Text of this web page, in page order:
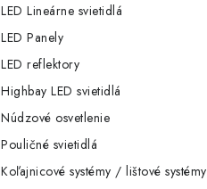
LED Lineárne svietidlá
LED Panely
LED reflektory
Highbay LED svietidlá
Núdzové osvetlenie
Pouličné svietidlá
Koľajnicové systémy / lištové systémy